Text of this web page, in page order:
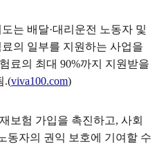
도는 배달·대리운전 노동자 및
의 일부를 지원하는 사업을
료의 최대 90%까지 지원받을
.(viva100.com)
보험 가입을 촉진하고, 사회
동자의 권익 보호에 기여할 수